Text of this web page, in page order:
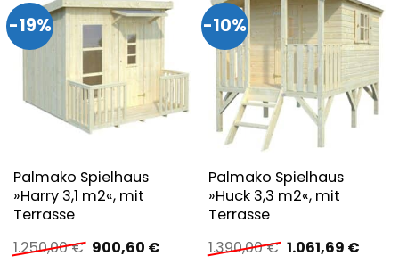
-19%
Palmako Spielhaus
»Harry 3,1 m2«, mit
Terrasse
1.250,00€ Ursprünglicher
Preis
900,60 €Aktueller
-10%
Palmako Spielhaus
»Huck 3,3 m2«, mit
Terrasse
1.390,00€ Ursprünglicher
1.061,69 €